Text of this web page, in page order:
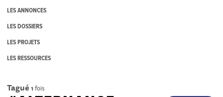
LES ANNONCES
LES DOSSIERS
LES PROJETS
LES RESSOURCES
Tagué 1 fois